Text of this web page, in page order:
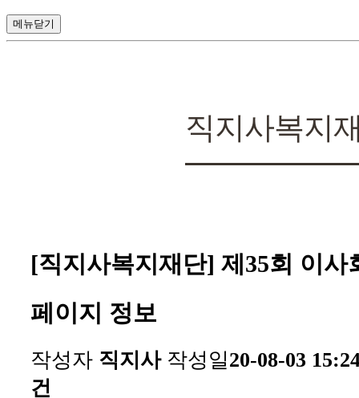
메뉴닫기
직지사복지
[직지사복지재단] 제35회 이사
페이지 정보
작성자 직지사 작성일20-08-03
건